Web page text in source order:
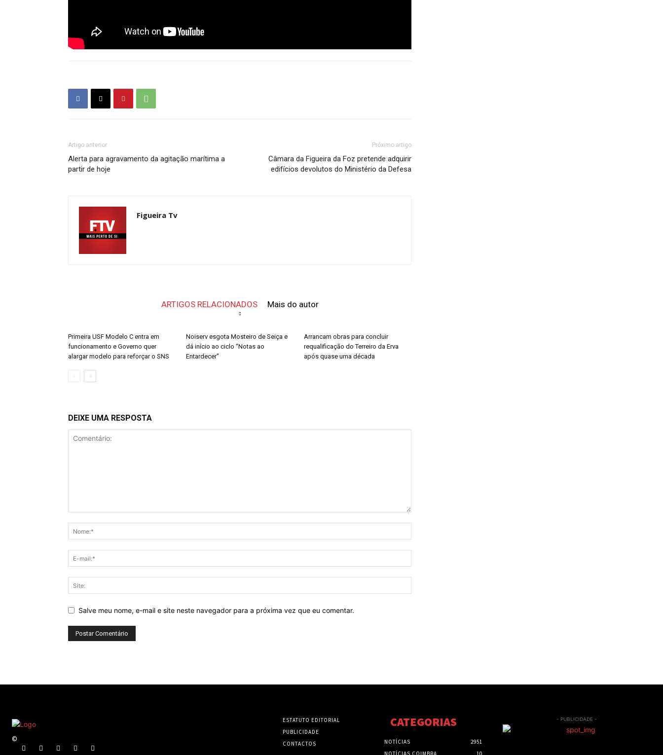
Artigo anterior
Alerta para agravamento da agitação marítima a
partir de hoje
Próximo artigo
Câmara da Figueira da Foz pretende adquirir
edifícios devolutos do Ministério da Defesa
Figueira Tv
ARTIGOS RELACIONADOS Mais do autor
Primeira USF Modelo C entra em
funcionamento e Governo quer
alargar modelo para reforçar o SNS
Noiserv esgota Mosteiro de Seiça e
dá início ao ciclo “Notas ao
Entardecer”
Arrancam obras para concluir
requalificação do Terreiro da Erva
após quase uma década
DEIXE UMA RESPOSTA
Salve meu nome, e-mail e site neste navegador para a próxima vez que eu comentar.
©
ESTATUTO EDITORIAL
PUBLICIDADE
CONTACTOS
CATEGORIAS
NOTÍCIAS
2951
NOTÍCIAS COIMBRA
10
- PUBLICIDADE -